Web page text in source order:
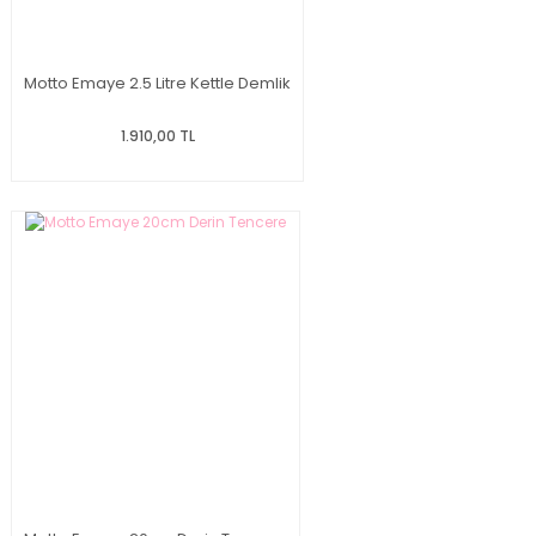
Motto Emaye 2.5 Litre Kettle Demlik
1.910,00 TL